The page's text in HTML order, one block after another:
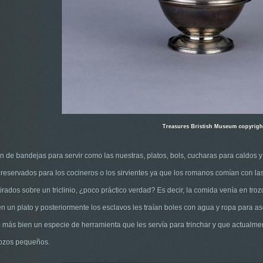
Treasures Bristish Museum
de bandejas para servir como las nuestras, platos, bols, cucharas para
para los cocineros o los sirvientes ya que los romanos comían con
sobre un triclinio, ¿poco práctico verdad? Es decir, la comida venía en
un plato y posteriormente los esclavos les traían boles con agua y ropa para
bien un especie de herramienta que les servía para trinchar y que
pequeños.